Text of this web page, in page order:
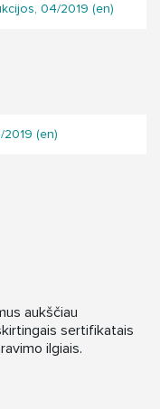
04/2019 (en)
(en)
aukščiau
sertifikatais
ilgiais.